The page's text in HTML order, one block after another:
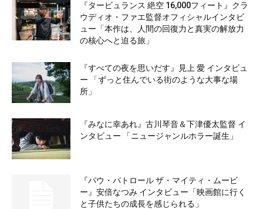
『タービュランス 絶空 16,000フィート』クラ
ウディオ・ファエ監督オフィシャルインタビ
ュー「本作は、人間の回復力と真実の解放力
の核心へと迫る旅」
『すべての夜を思いだす』見上 愛 インタビュ
ー 「ずっと住んでいる街のような大事な場
所」
『みなに幸あれ』古川琴音＆下津優太監督 イ
ンタビュー 「ニュージャンルホラー誕生」
『パウ・パトロール ザ・マイティ・ムービ
ー』安倍なつみ インタビュー「映画館に行く
と子供たちの成長を感じられる」